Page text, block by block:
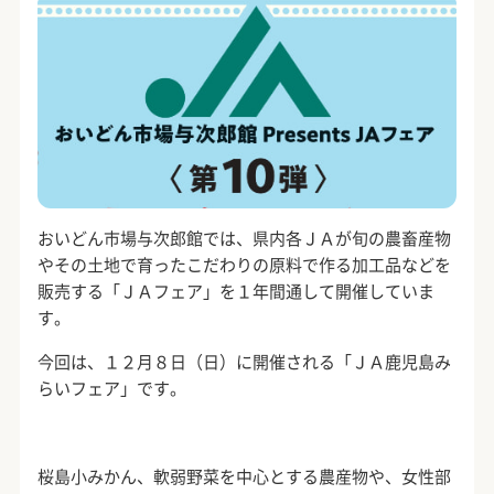
おいどん市場与次郎館では、県内各ＪＡが旬の農畜産物
やその土地で育ったこだわりの原料で作る加工品などを
販売する「ＪＡフェア」を１年間通して開催していま
す。
今回は、１２月８日（日）に開催される「ＪＡ鹿児島み
らいフェア」です。
桜島小みかん、軟弱野菜を中心とする農産物や、女性部